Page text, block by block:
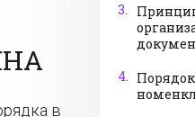
3.
4.
в